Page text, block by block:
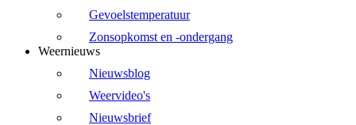
Gevoelstemperatuur
Zonsopkomst en -ondergang
Weernieuws
Nieuwsblog
Weervideo's
Nieuwsbrief